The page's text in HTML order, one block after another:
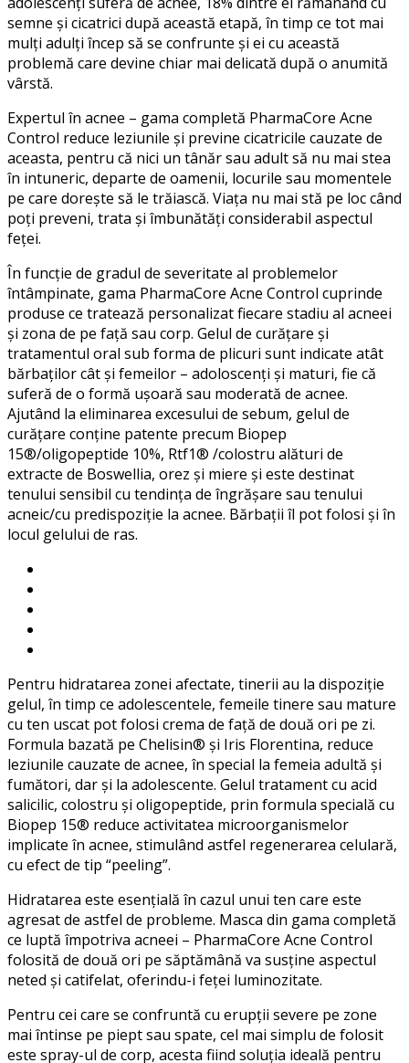
semne și cicatrici după această etapă, în timp ce tot mai
mulți adulți încep să se confrunte și ei cu această
problemă care devine chiar mai delicată după o anumită
vârstă.
Expertul în acnee – gama completă PharmaCore Acne
Control reduce leziunile și previne cicatricile cauzate de
aceasta, pentru că nici un tânăr sau adult să nu mai stea
în intuneric, departe de oamenii, locurile sau momentele
pe care dorește să le trăiască. Viața nu mai stă pe loc când
poți preveni, trata și îmbunătăți considerabil aspectul
feței.
În funcție de gradul de severitate al problemelor
întâmpinate, gama PharmaCore Acne Control cuprinde
produse ce tratează personalizat fiecare stadiu al acneei
și zona de pe față sau corp. Gelul de curățare și
tratamentul oral sub forma de plicuri sunt indicate atât
bărbaților cât și femeilor – adoloscenți și maturi, fie că
suferă de o formă ușoară sau moderată de acnee.
Ajutând la eliminarea excesului de sebum, gelul de
curățare conține patente precum Biopep
15®/oligopeptide 10%, Rtf1® /colostru alături de
extracte de Boswellia, orez și miere și este destinat
tenului sensibil cu tendința de îngrășare sau tenului
acneic/cu predispoziție la acnee. Bărbații îl pot folosi și în
locul gelului de ras.
Pentru hidratarea zonei afectate, tinerii au la dispoziție
gelul, în timp ce adolescentele, femeile tinere sau mature
cu ten uscat pot folosi crema de față de două ori pe zi.
Formula bazată pe Chelisin® și Iris Florentina, reduce
leziunile cauzate de acnee, în special la femeia adultă și
fumători, dar și la adolescente. Gelul tratament cu acid
salicilic, colostru și oligopeptide, prin formula specială cu
Biopep 15® reduce activitatea microorganismelor
implicate în acnee, stimulând astfel regenerarea celulară,
cu efect de tip “peeling”.
Hidratarea este esențială în cazul unui ten care este
agresat de astfel de probleme. Masca din gama completă
ce luptă împotriva acneei – PharmaCore Acne Control
folosită de două ori pe săptămână va susține aspectul
neted și catifelat, oferindu-i feței luminozitate.
Pentru cei care se confruntă cu erupții severe pe zone
mai întinse pe piept sau spate, cel mai simplu de folosit
este spray-ul de corp, acesta fiind soluția ideală pentru